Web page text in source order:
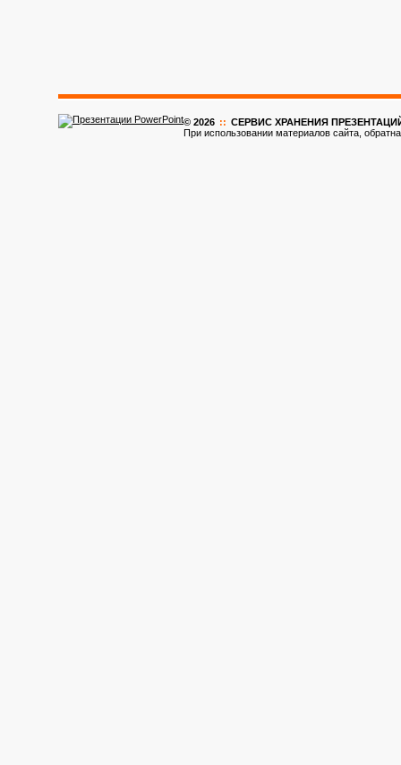
© 2026 :: CЕРВИС ХРАНЕНИЯ ПРЕЗЕНТАЦИЙ
При использовании материалов сайта,